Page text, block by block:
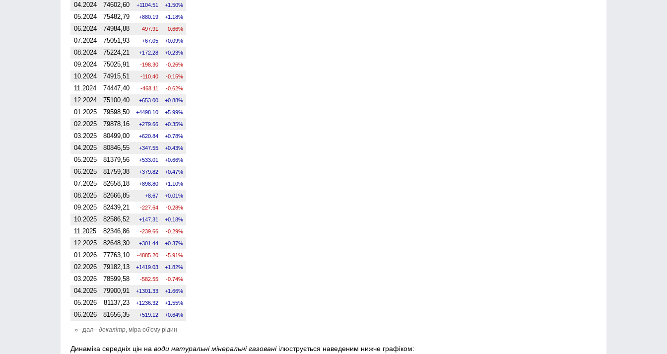
04.2024 74602,60 1104.51 1.50%
05.2024 75482,79 880.19 1.18%
06.2024 74984,88 -497.91 -0.66%
07.2024 75051,93 67.05 0.09%
08.2024 75224,21 172.28 0.23%
09.2024 75025,91 -198.30 -0.26%
10.2024 74915,51 -110.40 -0.15%
11.2024 74447,40 -468.11 -0.62%
12.2024 75100,40 653.00 0.88%
01.2025 79598,50 4498.10 5.99%
02.2025 79878,16 279.66 0.35%
03.2025 80499,00 620.84 0.78%
04.2025 80846,55 347.55 0.43%
05.2025 81379,56 533.01 0.66%
06.2025 81759,38 379.82 0.47%
07.2025 82658,18 898.80 1.10%
08.2025 82666,85 8.67 0.01%
09.2025 82439,21 -227.64 -0.28%
10.2025 82586,52 147.31 0.18%
11.2025 82346,86 -239.66 -0.29%
12.2025 82648,30 301.44 0.37%
01.2026 77763,10 -4885.20 -5.91%
02.2026 79182,13 1419.03 1.82%
03.2026 78599,58 -582.55 -0.74%
04.2026 79900,91 1301.33 1.66%
05.2026 81137,23 1236.32 1.55%
06.2026 81656,35 519.12 0.64%
дал– декалітр , міра об'єму рідин
Динаміка середніх цін на води натуральні мінеральні газованіілюструється наведеним нижче графіком: